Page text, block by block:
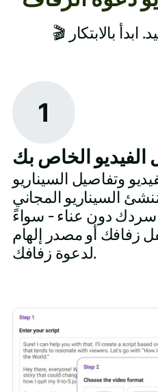
1
الفيديو الخاص بك
وتفاصيل السيناريو
السيناريو المجاني
سردك دون عناء - سواءً
زفافك أو مصدر إلهام
لدعوة زفافك.